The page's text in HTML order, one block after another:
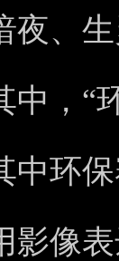
夜、
中，“
中环
影像